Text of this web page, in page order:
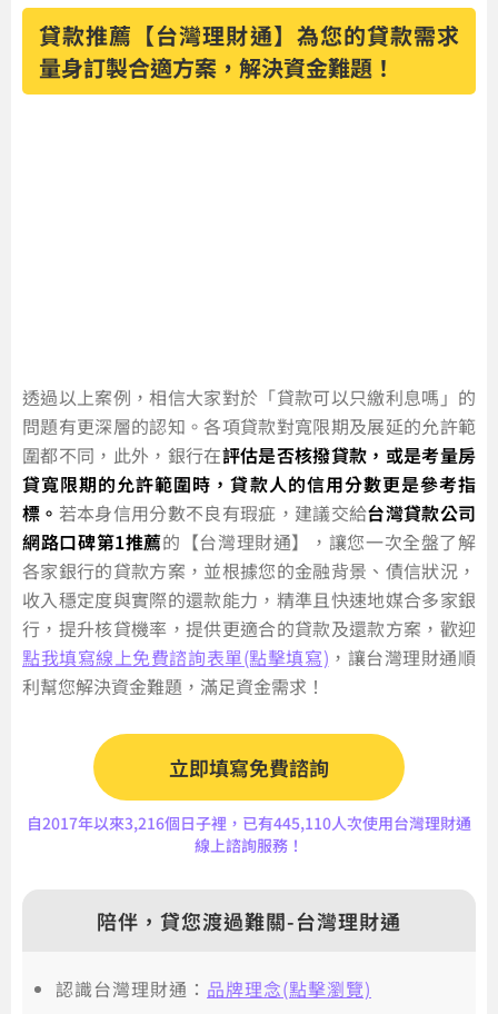
貸款推薦【台灣理財通】為您的貸款需求
量身訂製合適方案，解決資金難題！
透過以上案例，相信大家對於「貸款可以只繳利息嗎」的
問題有更深層的認知。各項貸款對寬限期及展延的允許範
圍都不同，此外，銀行在評估是否核撥貸款，或是考量房
貸寬限期的允許範圍時，貸款人的信用分數更是參考指
標。 若本身信用分數不良有瑕疵，建議交給台灣貸款公司
網路口碑第1推薦的【台灣理財通】，讓您一次全盤了解
各家銀行的貸款方案，並根據您的金融背景、債信狀況，
收入穩定度與實際的還款能力，精準且快速地媒合多家銀
行，提升核貸機率，提供更適合的貸款及還款方案，歡迎
點我填寫線上免費諮詢表單(點擊填寫) ，讓台灣理財通順
利幫您解決資金難題，滿足資金需求！
立即填寫免費諮詢
自2017年以來3,216個日子裡，已有445,110人次使用台灣理財通
線上諮詢服務！
陪伴，貸您渡過難關-台灣理財通
認識台灣理財通： 品牌理念(點擊瀏覽)